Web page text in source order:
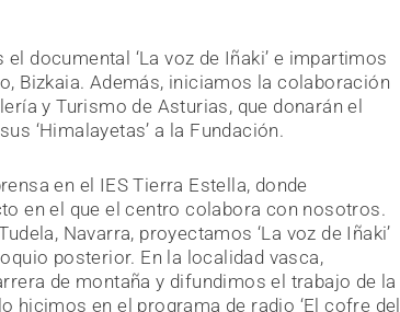
documental ‘La voz de Iñaki’ e impartimos
Bizkaia. Además, iniciamos la colaboración
y Turismo de Asturias, que donarán el
‘Himalayetas’ a la Fundación.
en el IES Tierra Estella, donde
en el que el centro colabora con nosotros.
Navarra, proyectamos ‘La voz de Iñaki’
posterior. En la localidad vasca,
de montaña y difundimos el trabajo de la
hicimos en el programa de radio ‘El cofre del